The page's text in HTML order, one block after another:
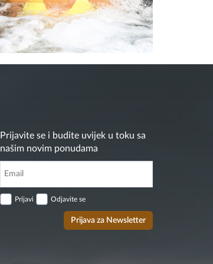
Prijavite se i budite uvijek u toku sa
našim novim ponudama
Prijavi Odjavite se
Prijava za Newsletter